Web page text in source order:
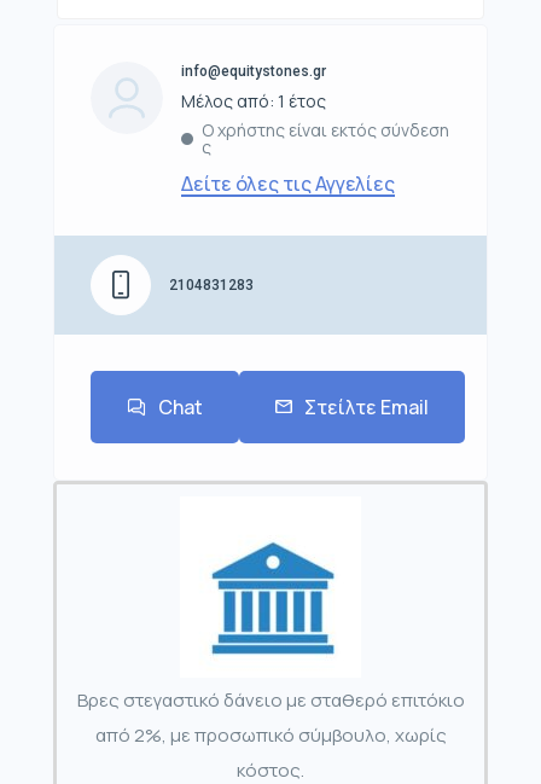
info@equitystones.gr
Μέλος από: 1 έτος
Ο χρήστης είναι εκτός σύνδεση
ς
Δείτε όλες τις Αγγελίες
2104831283
Chat Στείλτε Email
Βρες στεγαστικό δάνειο με σταθερό επιτόκιο
από 2%, με προσωπικό σύμβουλο, χωρίς
κόστος.